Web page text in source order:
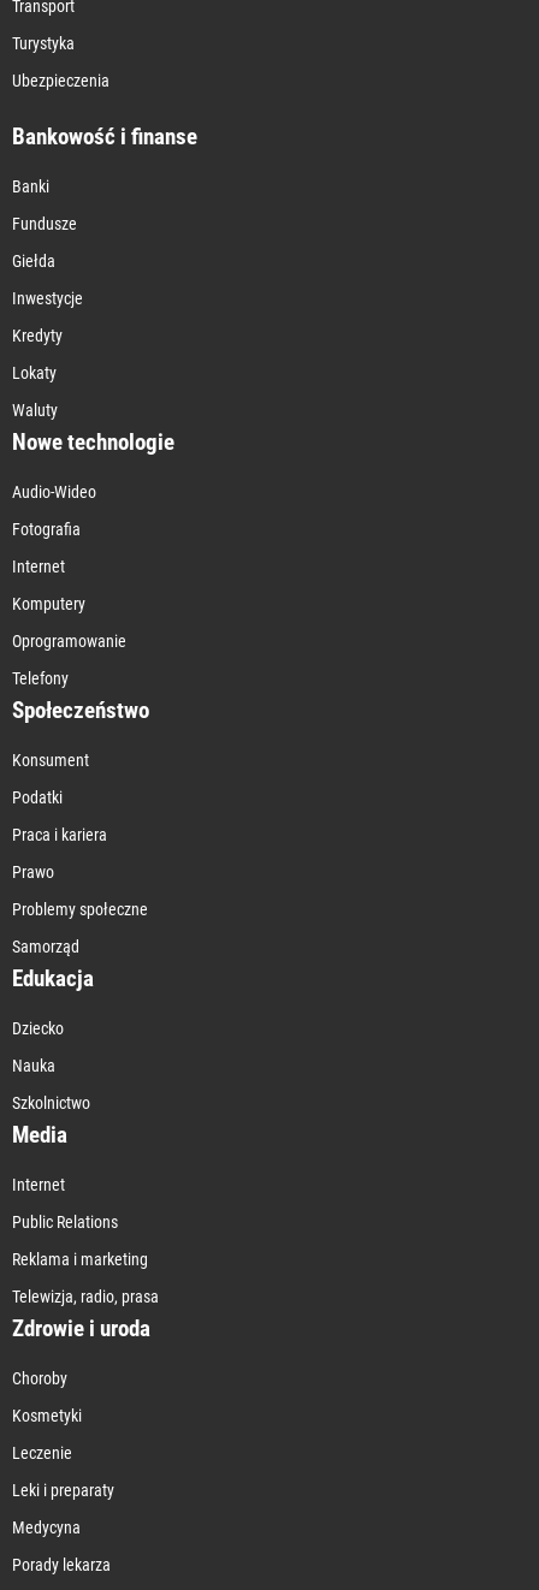
Transport
Turystyka
Ubezpieczenia
Bankowość i finanse
Banki
Fundusze
Giełda
Inwestycje
Kredyty
Lokaty
Waluty
Nowe technologie
Audio-Wideo
Fotografia
Internet
Komputery
Oprogramowanie
Telefony
Społeczeństwo
Konsument
Podatki
Praca i kariera
Prawo
Problemy społeczne
Samorząd
Edukacja
Dziecko
Nauka
Szkolnictwo
Media
Internet
Public Relations
Reklama i marketing
Telewizja, radio, prasa
Zdrowie i uroda
Choroby
Kosmetyki
Leczenie
Leki i preparaty
Medycyna
Porady lekarza